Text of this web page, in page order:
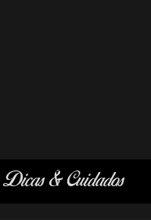
Dicas & Cuidados